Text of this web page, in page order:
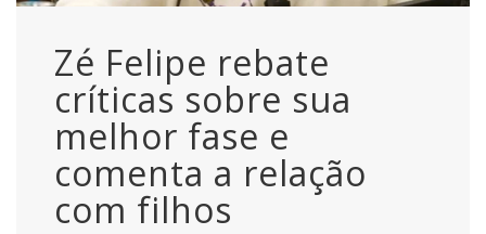
Zé Felipe rebate
críticas sobre sua
melhor fase e
comenta a relação
com filhos